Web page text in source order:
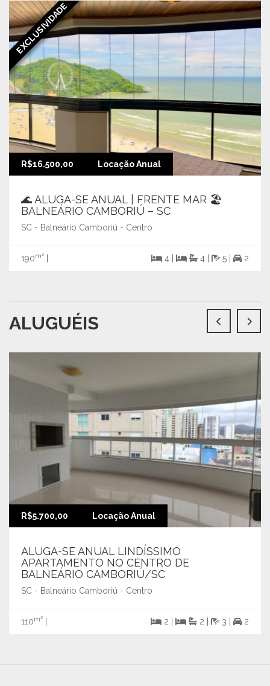
EXCLUSIVIDADE
R$16.500,00 Locação Anual
🌊 ALUGA-SE ANUAL | FRENTE MAR 🏖️
BALNEÁRIO CAMBORIÚ – SC
SC - Balneário Camboriú - Centro
190m² 4 | 4 | 5 | 2
ALUGUÉIS
R$5.700,00 Locação Anual
ALUGA-SE ANUAL LINDÍSSIMO
APARTAMENTO NO CENTRO DE
BALNEÁRIO CAMBORIÚ/SC
SC - Balneário Camboriú - Centro
110m² 2 | 2 | 3 | 2